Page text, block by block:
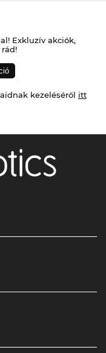
Exkluzív akciók,
kezeléséről itt